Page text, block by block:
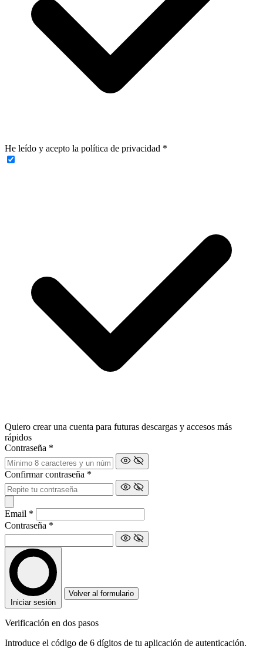
He leído y acepto la política de privacidad *
Quiero crear una cuenta para futuras descargas y accesos más
rápidos
Contraseña *
Confirmar contraseña *
Email *
Contraseña *
Iniciar sesión
Volver al formulario
Verificación en dos pasos
Introduce el código de 6 dígitos de tu aplicación de autenticación.